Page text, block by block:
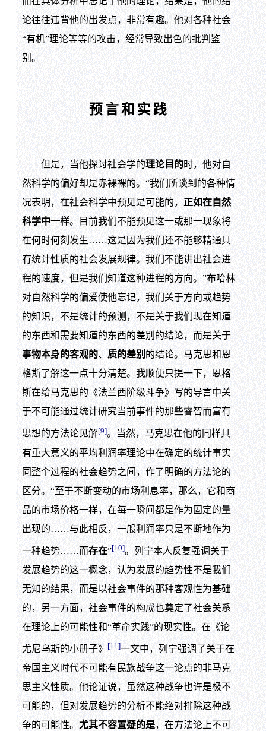
论往往违背他的出发点，非常有趣。他对各种社会
“有机”理论等等的攻击，经常导致出色的批判鉴
别。
预言和实践
但是，当他探讨社会学的理论目的时，他对自
然科学的偏好却是赤裸裸的。“我们所谈到的各种情
况表明，在社会科学中预见是可能的， 正如在自然
科学中一样。目前我们不能预见这一或那一现象将
在何时何刻发生……这是因为我们还不能够精通具
有统计性质的社会发展规律。我们不能讲出社会进
程的速度，但是我们知道这种进程的方向。”布哈林
对自然科学的偏爱使他忘记，我们关于方向或趋势
的知识，不是统计的预测，不是关于我们现在知道
的东西和需要知道的东西的差别的结论，而是关于
事物本身的客观的、 质的差别 的结论。马克思和恩
格斯了解这一点十分清楚。我顺便只提一下，恩格
斯在给马克思的《法兰西阶级斗争》写的导言中关
于不可能通过统计研究当前事件的那些睿智而富有
思想的方法论见解[9]。当然，马克思在他的同样具
有重大意义的平均利润率理论中在确定的统计事实
同整个过程的社会趋势之间，作了明确的方法论的
区分。“至于不断变动的市场利息率，那么，它和商
品的市场价格一样，在每一瞬间都是作为固定的量
出现的……与此相反，一般利润率只是不断地作为
一种趋势……而存在”[10]。列宁本人反复强调关于
发展趋势的这一概念，认为发展的趋势性不是我们
无知的结果，而是以社会事件的那种客观性为基础
的，另一方面，社会事件的构成也奠定了社会关系
在理论上的可能性和“革命实践”的现实性。在《论
尤尼乌斯的小册子》 [11]一文中，列宁强调了关于在
帝国主义时代不可能有民族战争这一论点的非马克
思主义性质。他论证说，虽然这种战争也许是极不
可能的，但对发展趋势的分析不能绝对排除这种战
争的可能性。 尤其不容置疑的是，在方法论上不可